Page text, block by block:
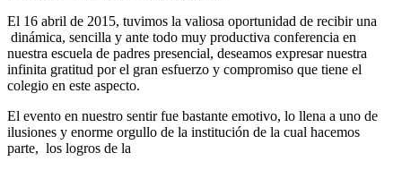
El 16 abril de 2015, tuvimos la valiosa oportunidad de recibir una
dinámica, sencilla y ante todo muy productiva conferencia en
nuestra escuela de padres presencial, deseamos expresar nuestra
infinita gratitud por el gran esfuerzo y compromiso que tiene el
colegio en este aspecto.
El evento en nuestro sentir fue bastante emotivo, lo llena a uno de
ilusiones y enorme orgullo de la institución de la cual hacemos
parte, los logros de la